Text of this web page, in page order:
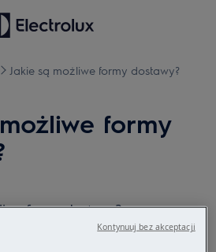
Jakie są możliwe formy dostawy?
formy
formy dostawy?
Kontynuuj bez akceptacji